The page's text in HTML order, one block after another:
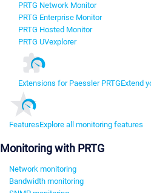
PRTG Network Monitor
PRTG Enterprise Monitor
PRTG Hosted Monitor
PRTG UVexplorer
Extensions for Paessler PRTGExtend
FeaturesExplore all monitoring features
Monitoring with PRTG
Network monitoring
Bandwidth monitoring